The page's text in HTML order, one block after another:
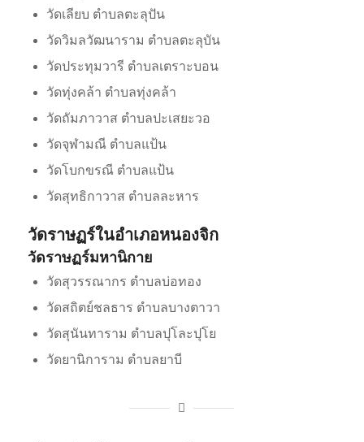
วัดเลียบ ตำบลตะลุปัน
วัดวิมลวัฒนาราม ตำบลตะลุบัน
วัดประทุมวารี ตำบลเตราะบอน
วัดทุ่งคล้า ตำบลทุ่งคล้า
วัดถัมภาวาส ตำบลปะเสยะวอ
วัดจุฬามณี ตำบลแป้น
วัดโบกขรณี ตำบลแป้น
วัดสุทธิกาวาส ตำบลละหาร
วัดราษฏร์ในอำเภอหนองจิก
วัดราษฏร์มหานิกาย
วัดสุวรรณากร ตำบลบ่อทอง
วัดสถิตย์ชลธาร ตำบลบางตาวา
วัดสุนันทาราม ตำบลปุโละปุโย
วัดยานิการาม ตำบลยาบี